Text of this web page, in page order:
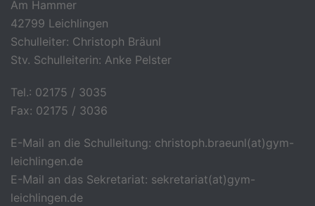
Am Hammer
42799 Leichlingen
Schulleiter: Christoph Bräunl
Stv. Schulleiterin: Anke Pelster
Tel.: 02175 / 3035
Fax: 02175 / 3036
E-Mail an die Schulleitung: christoph.braeunl(at)gym-
leichlingen.de
E-Mail an das Sekretariat: sekretariat(at)gym-
leichlingen.de